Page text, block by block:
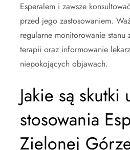
Esperalem i zawsze
przed jego zastosowaniem.
regularne monitorowanie stanu
terapii oraz informowanie
niepokojących objawach.
Jakie są skutki
stosowania
Zielonej